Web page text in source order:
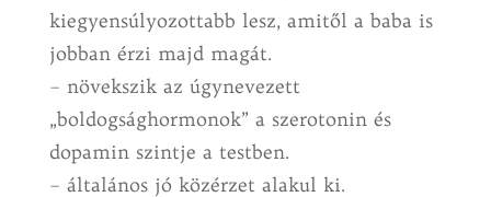
kiegyensúlyozottabb lesz, amitől a baba is
jobban érzi majd magát.
– növekszik az úgynevezett
„boldogsághormonok” a szerotonin és
dopamin szintje a testben.
– általános jó közérzet alakul ki.